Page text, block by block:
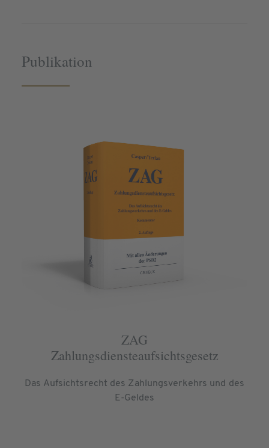
Publikation
ZAG
Zahlungsdiensteaufsichtsgesetz
Das Aufsichtsrecht des Zahlungsverkehrs und des
E-Geldes